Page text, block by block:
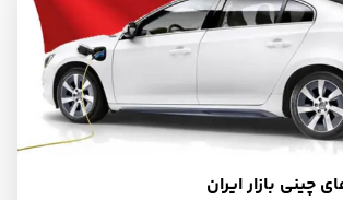
چینی بازار ایران